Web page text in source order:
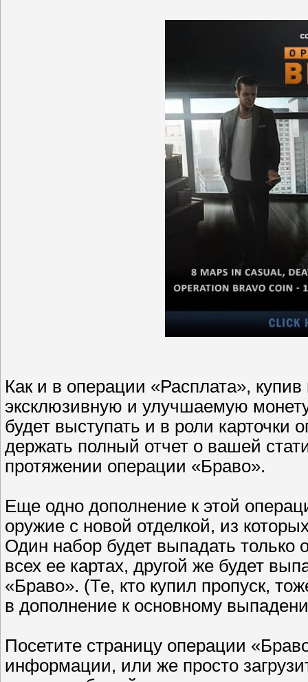
Как и в операции «Расплата»,
эксклюзивную и улучшаемую
будет выступать и в роли карточки
держать полный отчет о вашей
протяжении операции «Браво».
Еще одно дополнение к этой
оружие с новой отделкой, из
Один набор будет выпадать только
всех ее картах, другой же будет
«Браво». (Те, кто купил пропуск,
в дополнение к основному
Посетите страницу операции
информации, или же просто